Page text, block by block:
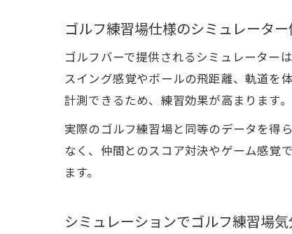
ゴルフ練習場仕様のシミュレータ
ゴルフバーで提供されるシミュレーター
スイング感覚やボールの飛距離、軌道を
計測できるため、練習効果が高まります。
実際のゴルフ練習場と同等のデータを得
なく、仲間とのスコア対決やゲーム感覚
ます。
シミュレーションでゴルフ練習場